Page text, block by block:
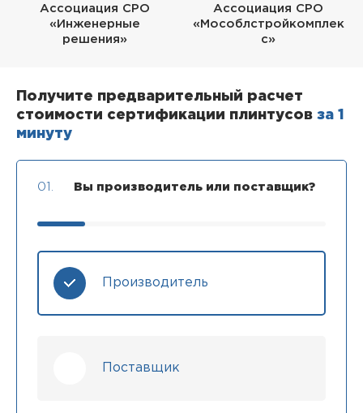
Ассоциация СРО
«Инженерные
решения»
Ассоциация СРО
«Мособлстройкомплек
с»
Получите предварительный расчет
стоимости сертификации плинтусов за 1
минуту
01. Вы производитель или поставщик?
Производитель
Поставщик